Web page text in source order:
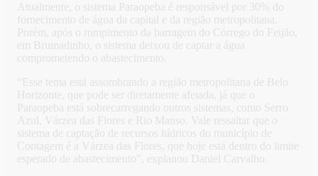
Atualmente, o sistema Paraopeba é responsável por 30% do
fornecimento de água da capital e da região metropolitana.
Porém, após o rompimento da barragem do Córrego do Feijão,
em Brumadinho, o sistema deixou de captar a água
comprometendo o abastecimento.
“Esse tema está assombrando a região metropolitana de Belo
Horizonte, que pode ser diretamente afetada, já que o
Paraopeba está sobrecarregando outros sistemas, como Serro
Azul, Várzea das Flores e Rio Manso. Vale ressaltar que o
sistema de captação de recursos hídricos do município de
Contagem é a Várzea das Flores, que hoje está dentro do limite
esperado de abastecimento”, explanou Daniel Carvalho.